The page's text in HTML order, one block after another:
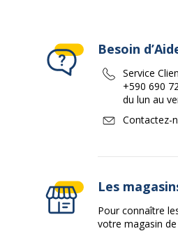
Besoin
Service
+590 690
du lun au
Contactez-
Les
Pour connaître
votre magasin